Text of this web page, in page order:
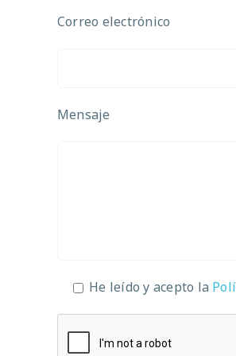
Correo electrónico
Mensaje
He leído y acepto la